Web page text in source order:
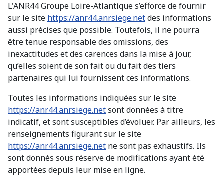
L'ANR44 Groupe Loire-Atlantique s’efforce de fournir
sur le site https://anr44.anrsiege.netdes informations
aussi précises que possible. Toutefois, il ne pourra
être tenue responsable des omissions, des
inexactitudes et des carences dans la mise à jour,
qu’elles soient de son fait ou du fait des tiers
partenaires qui lui fournissent ces informations.
Toutes les informations indiquées sur le site
https://anr44.anrsiege.netsont données à titre
indicatif, et sont susceptibles d’évoluer. Par ailleurs, les
renseignements figurant sur le site
https://anr44.anrsiege.net ne sont pas exhaustifs. Ils
sont donnés sous réserve de modifications ayant été
apportées depuis leur mise en ligne.